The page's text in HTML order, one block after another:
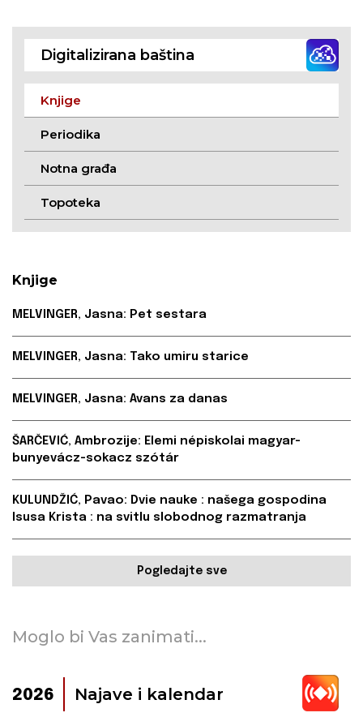
Božije
Digitalizirana baština
Knjige
Periodika
Notna građa
Topoteka
Knjige
MELVINGER, Jasna: Pet sestara
MELVINGER, Jasna: Tako umiru starice
MELVINGER, Jasna: Avans za danas
ŠARČEVIĆ, Ambrozije: Elemi népiskolai magyar-
bunyevácz-sokacz szótár
KULUNDŽIĆ, Pavao: Dvie nauke : našega gospodina
Isusa Krista : na svitlu slobodnog razmatranja
Pogledajte sve
Moglo bi Vas zanimati...
2026 Najave i kalendar